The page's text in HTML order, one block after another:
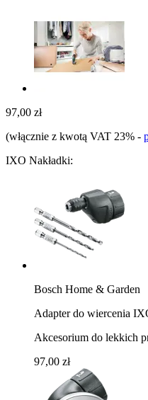
97,00 zł
(włącznie z kwotą VAT 23% -
IXO Nakładki:
Bosch Home & Garden
Adapter do wiercenia
Akcesorium do lekkich
97,00 zł